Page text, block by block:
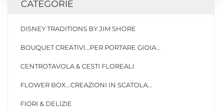
CATEGORIE
DISNEY TRADITIONS BY JIM SHORE
BOUQUET CREATIVI...PER PORTARE GIOIA...
CENTROTAVOLA & CESTI FLOREALI
FLOWER BOX...CREAZIONI IN SCATOLA...
FIORI & DELIZIE